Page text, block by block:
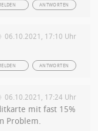
ANTWORTEN
06.10.2021, 17:10 Uhr
ANTWORTEN
06.10.2021, 17:24 Uhr
mit fast 15%
Problem.